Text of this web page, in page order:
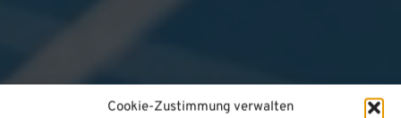
Cookie-Zustimmung verwalten